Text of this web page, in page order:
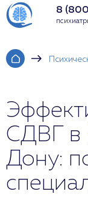
8
СДВГ в
Дону: